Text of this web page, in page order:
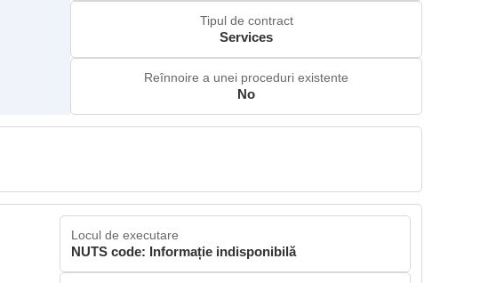
Tipul de contract
Services
Reînnoire a unei proceduri existente
No
Locul de executare
NUTS code: Informație indisponibilă